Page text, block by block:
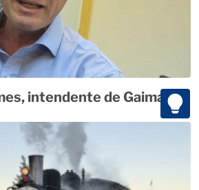
intendente de Gaiman